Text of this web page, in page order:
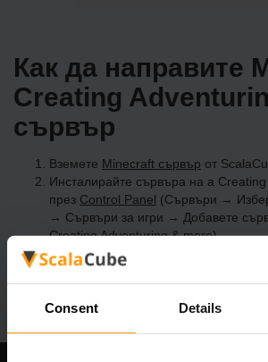
Consent Details
Как да направите
Creating
сървър
Вземете Minecraft сървър от
Инсталирайте сървъра на a
през Control Panel (Сървъри →
→ Сървъри за игри → Добавете
Creating Adventuring & more)
Приятна игра на сървъра!